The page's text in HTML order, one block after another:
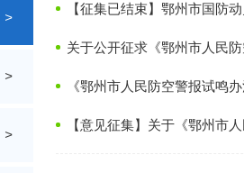
>
>
>
【征集已结束】鄂州市国防
关于公开征求《鄂州市人民
《鄂州市人民防空警报试鸣
【意见征集】关于《鄂州市